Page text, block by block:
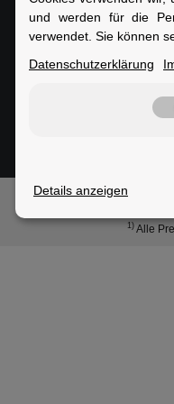
©
1) Alle
und werden für die
verwendet. Sie können
Datenschutzerklärung
Details anzeigen